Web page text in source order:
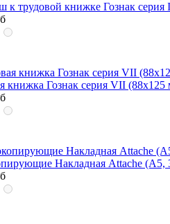
к трудовой книжке Гознак серия
книжка Гознак серия VII (88x125
Накладная Attache